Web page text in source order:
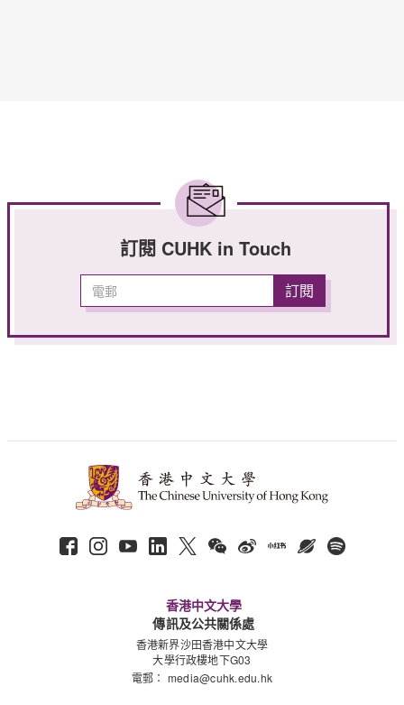
訂閱 CUHK in Touch
香港中文大學
傳訊及公共關係處
香港新界沙田香港中文大學
大學行政樓地下G03
電郵： media@cuhk.edu.hk